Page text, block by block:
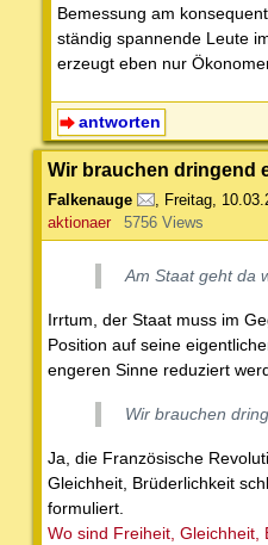
Bemessung am
ständig spannende Leute
erzeugt eben nur
antworten
Wir brauchen dringend
Falkenauge , Freitag,
aktionaer
5756 Views
Am Staat geht da
Irrtum, der Staat muss im
Position auf seine
engeren Sinne reduziert
Wir brauchen
Ja, die Französische
Gleichheit, Brüderlichkeit
formuliert.
Wo sind Freiheit, Gleichheit,